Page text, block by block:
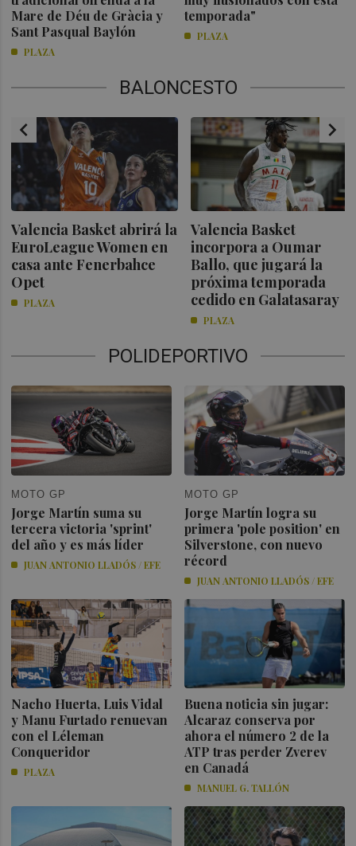
Mare de Déu de Gràcia y
Sant Pasqual Baylón
PLAZA
temporada"
PLAZA
BALONCESTO
chevron_left
Valencia Basket abrirá la
EuroLeague Women en
casa ante Fenerbahce
Opet
PLAZA
Valencia Basket
incorpora a Oumar
Ballo, que jugará la
próxima temporada
cedido en Galatasaray
PLAZA
chevron_right
POLIDEPORTIVO
MOTO GP
Jorge Martín suma su
tercera victoria 'sprint'
del año y es más líder
JUAN ANTONIO LLADÓS / EFE
MOTO GP
Jorge Martín logra su
primera 'pole position' en
Silverstone, con nuevo
récord
JUAN ANTONIO LLADÓS / EFE
Nacho Huerta, Luis Vidal
y Manu Furtado renuevan
con el Léleman
Conqueridor
PLAZA
Buena noticia sin jugar:
Alcaraz conserva por
ahora el número 2 de la
ATP tras perder Zverev
en Canadá
MANUEL G. TALLÓN